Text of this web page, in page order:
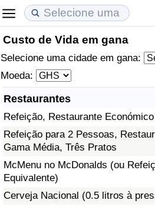
Custo de Vida em gana
Selecione uma cidade em gana:
Moeda:
Restaurantes
Refeição, Restaurante Económico
Refeição para 2 Pessoas,
Gama Média, Três Pratos
McMenu no McDonalds (ou
Equivalente)
Cerveja Nacional (0.5 litros à
Custo de Vida
Indicador de Custo de Vida
Indicador de Custo de Vida
Indicador de Custo de Vida Por
em Aqaba
Preços de Imóveis
Indicador de Preços de Imóveis
Indicador de Preços de Imóveis
Indicador de Preços de Imóveis
Qualidade de Vida
Indicador de Qualidade de Vida
Indicador de Qualidade de Vida
Índice de qualidade de vida por
Crime
Taxa do Indicador de Crime